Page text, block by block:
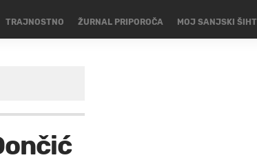
TRAJNOSTNO ŽURNAL PRIPOROČA MOJ SANJSKI ŠIHT